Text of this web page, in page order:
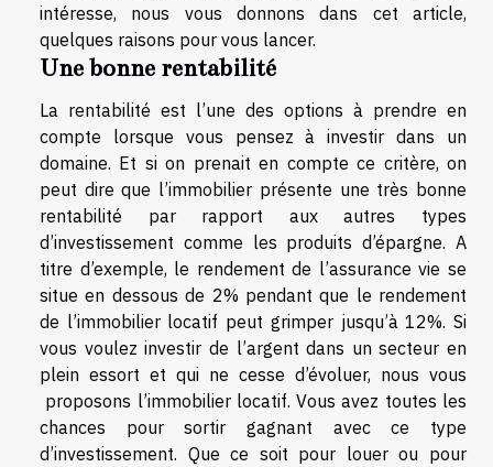
intéresse, nous vous donnons dans cet article,
quelques raisons pour vous lancer.
Une bonne rentabilité
La rentabilité est l’une des options à prendre en
compte lorsque vous pensez à investir dans un
domaine. Et si on prenait en compte ce critère, on
peut dire que l’immobilier présente une très bonne
rentabilité par rapport aux autres types
d’investissement comme les produits d’épargne. A
titre d’exemple, le rendement de l’assurance vie se
situe en dessous de 2% pendant que le rendement
de l’immobilier locatif peut grimper jusqu’à 12%. Si
vous voulez investir de l’argent dans un secteur en
plein essort et qui ne cesse d’évoluer, nous vous
proposons l’immobilier locatif. Vous avez toutes les
chances pour sortir gagnant avec ce type
d’investissement. Que ce soit pour louer ou pour